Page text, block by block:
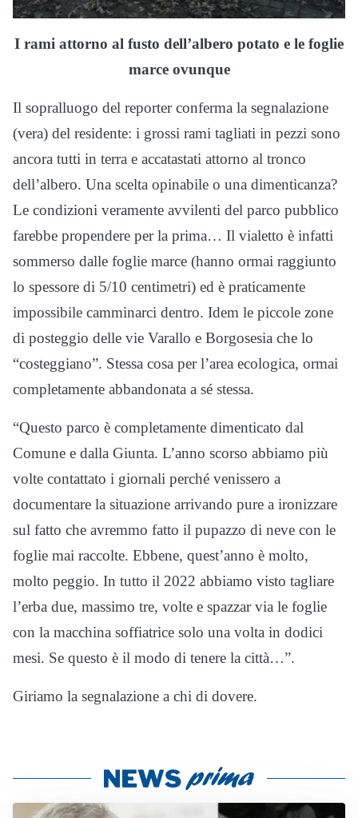
I rami attorno al fusto dell’albero potato e le foglie
marce ovunque
Il sopralluogo del reporter conferma la segnalazione
(vera) del residente: i grossi rami tagliati in pezzi sono
ancora tutti in terra e accatastati attorno al tronco
dell’albero. Una scelta opinabile o una dimenticanza?
Le condizioni veramente avvilenti del parco pubblico
farebbe propendere per la prima… Il vialetto è infatti
sommerso dalle foglie marce (hanno ormai raggiunto
lo spessore di 5/10 centimetri) ed è praticamente
impossibile camminarci dentro. Idem le piccole zone
di posteggio delle vie Varallo e Borgosesia che lo
“costeggiano”. Stessa cosa per l’area ecologica, ormai
completamente abbandonata a sé stessa.
“Questo parco è completamente dimenticato dal
Comune e dalla Giunta. L’anno scorso abbiamo più
volte contattato i giornali perché venissero a
documentare la situazione arrivando pure a ironizzare
sul fatto che avremmo fatto il pupazzo di neve con le
foglie mai raccolte. Ebbene, quest’anno è molto,
molto peggio. In tutto il 2022 abbiamo visto tagliare
l’erba due, massimo tre, volte e spazzar via le foglie
con la macchina soffiatrice solo una volta in dodici
mesi. Se questo è il modo di tenere la città…”.
Giriamo la segnalazione a chi di dovere.